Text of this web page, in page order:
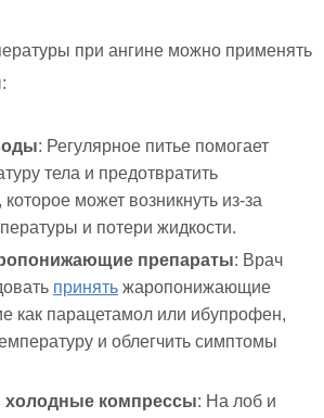
при ангине можно применять
: Регулярное питье помогает
тела и предотвратить
может возникнуть из-за
и потери жидкости.
препараты: Врач
принять жаропонижающие
как парацетамол или ибупрофен,
и облегчить симптомы
холодные компрессы: На лоб и